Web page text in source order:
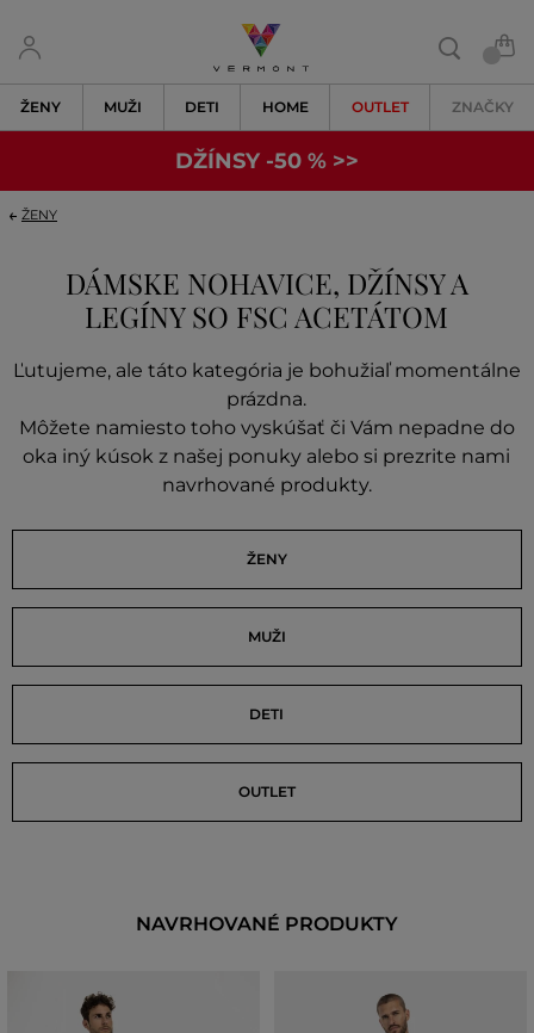
ŽENY MUŽI DETI HOME OUTLET ZNAČKY
DŽÍNSY -50 % >>
ŽENY
DÁMSKE NOHAVICE, DŽÍNSY A
LEGÍNY SO FSC ACETÁTOM
Ľutujeme, ale táto kategória je bohužiaľ momentálne
prázdna.
Môžete namiesto toho vyskúšať či Vám nepadne do
oka iný kúsok z našej ponuky alebo si prezrite nami
navrhované produkty.
ŽENY
MUŽI
DETI
OUTLET
NAVRHOVANÉ PRODUKTY